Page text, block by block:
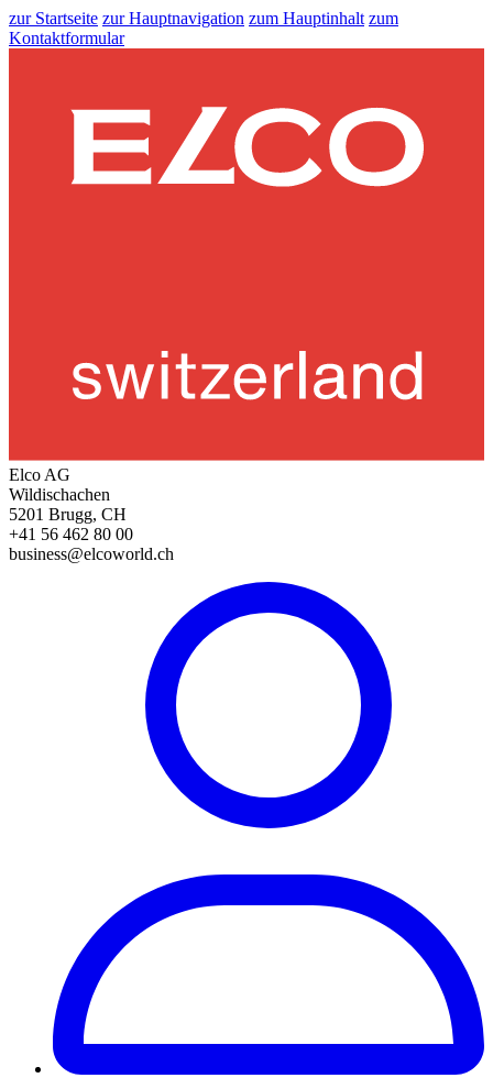
zur Startseite zur Hauptnavigation zum Hauptinhalt zum
Kontaktformular
Elco AG
Wildischachen
5201 Brugg, CH
+41 56 462 80 00
business@elcoworld.ch